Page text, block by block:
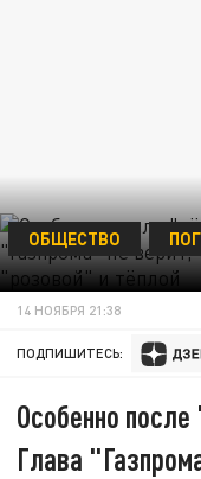
ОБЩЕСТВО
14 НОЯБРЯ 21:38
ПОДПИШИТЕСЬ:
Особенно
Глава